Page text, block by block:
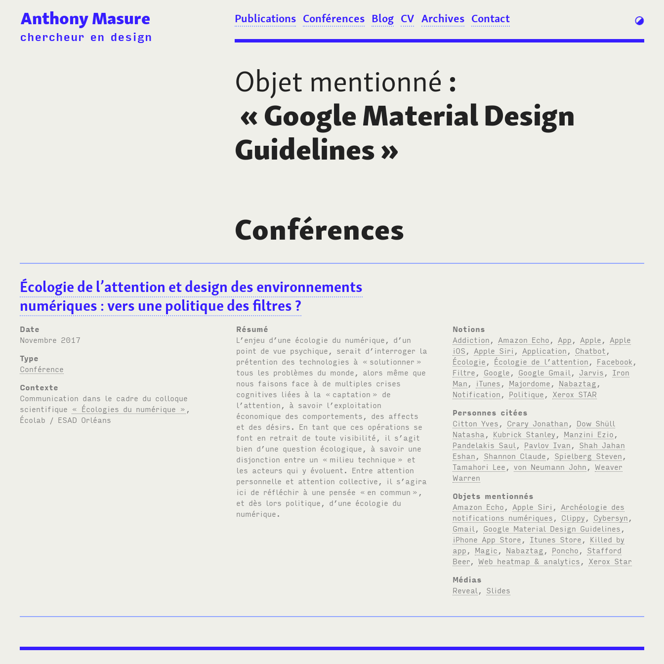
Anthony Masure
chercheur en design
Publications Conférences Blog CV Archives Contact
Objet mentionné :
«Google Material Design
Guidelines»
Conférences
Écologie de l’attention et design des environnements
numériques : vers une politique des filtres ?
Date
novembre 2017
Type
Conférence
Contexte
Communication dans le cadre du colloque
scientifique « Écologies du numérique »
Écolab / ESAD Orléans
Résumé
L’enjeu d’une écologie du numérique, d’un
point de vue psychique, serait d’interroger la
prétention des technologies à « solutionner »
tous les problèmes du monde, alors même que
nous faisons face à de multiples crises
cognitives liées à la « captation » de
l’attention, à savoir l’exploitation
économique des comportements, des affects
et des désirs. En tant que ces opérations se
font en retrait de toute visibilité, il s’agit
bien d’une question écologique, à savoir une
disjonction entre un « milieu technique » et
les acteurs qui y évoluent. Entre attention
personnelle et attention collective, il s’agira
ici de réfléchir à une pensée « en commun »,
et dès lors politique, d’une écologie du
numérique.
Notions
Addiction
Amazon Echo App Apple
Apple
iOS
Apple Siri Application Chatbot
Écologie
Écologie de l’attention Facebook
Filtre
Google Google Gmail Jarvis
Iron
Man
iTunes Majordome Nabaztag
Notification
Politique
Xerox STAR
Personnes citées
Citton Yves
Crary Jonathan
Dow Shüll
Natasha
Kubrick Stanley Manzini Ezio
Pandelakis Saul
Pavlov Ivan
Shah Jahan
Eshan
Shannon Claude Spielberg Steven
Tamahori Lee ,von Neumann John ,Weaver
Warren
Objets mentionnés
Amazon Echo
Apple Siri
Archéologie des
notifications numériques
Clippy Cybersyn
Gmail
Google Material Design Guidelines
iPhone App Store
Itunes Store
Killed by
app
Magic Nabaztag Poncho
Stafford
Beer ,Web heatmap & analytics
Xerox Star
Médias
Reveal
Slides